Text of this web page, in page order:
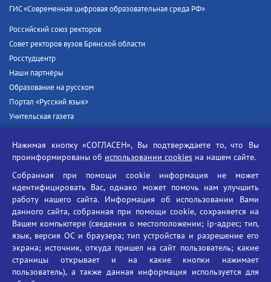
ГИС «Современная цифровая образовательная среда РФ»
Российский союз ректоров
Совет ректоров вузов Брянской области
Росстудцентр
Наши партнёры
Образование на русском
Портал «Русский язык»
Учительская газета
Единый портал государственных услуг
Противодействие угрозам информационной безопасности
Социальные ролики - Генеральная прокуратура РФ
Противодействие коррупции
БГУ против наркотиков
Брянский государственный университет
имени академика И.Г. Петровского
Время работы: пн-пт 09:00-18:00
Нажимая кнопку «СОГЛАСЕН», Вы подтверждаете то, что Вы
проинформированы об использовании cookies на нашем сайте.
Собранная при помощи cookie информация не может
идентифицировать Вас, однако может помочь нам улучшить
работу нашего сайта. Информация об использовании Вами
данного сайта, собранная при помощи cookie, сохраняется на
Вашем компьютере (сведения о местоположении; ip-адрес; тип,
язык, версия ОС и браузера; тип устройства и разрешение его
экрана; источник, откуда пришел на сайт пользователь; какие
страницы открывает и на какие кнопки нажимает
пользователь), а также данная информация используется для